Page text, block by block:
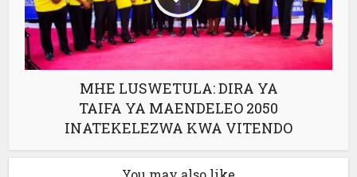
MHE LUSWETULA: DIRA YA
TAIFA YA MAENDELEO 2050
INATEKELEZWA KWA VITENDO